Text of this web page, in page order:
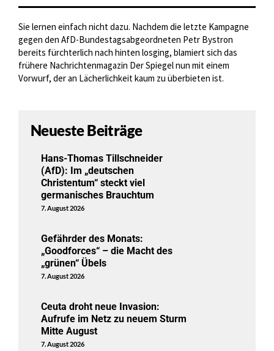
Sie lernen einfach nicht dazu. Nachdem die letzte Kampagne
gegen den AfD-Bundestagsabgeordneten Petr Bystron
bereits fürchterlich nach hinten losging, blamiert sich das
frühere Nachrichtenmagazin Der Spiegel nun mit einem
Vorwurf, der an Lächerlichkeit kaum zu überbieten ist.
Neueste Beiträge
Hans-Thomas Tillschneider
(AfD): Im „deutschen
Christentum“ steckt viel
germanisches Brauchtum
7. August 2026
Gefährder des Monats:
„Goodforces“ – die Macht des
„grünen“ Übels
7. August 2026
Ceuta droht neue Invasion:
Aufrufe im Netz zu neuem Sturm
Mitte August
7. August 2026